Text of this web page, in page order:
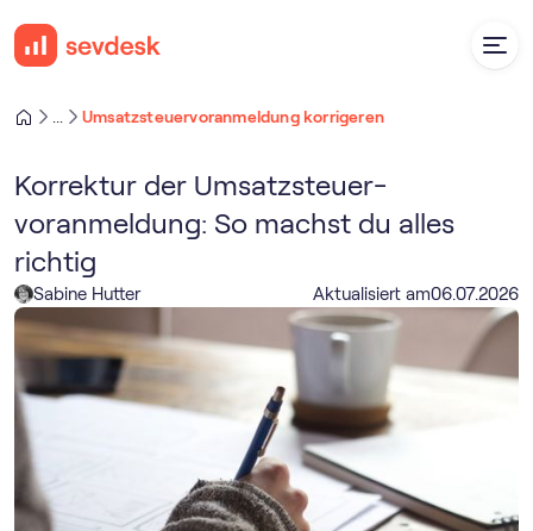
Umsatz­steuer­voranmeldung korrigeren
Korrektur der Umsatz­steuer­
voranmeldung: So machst du alles
richtig
Sabine Hutter Aktualisiert am06.07.2026